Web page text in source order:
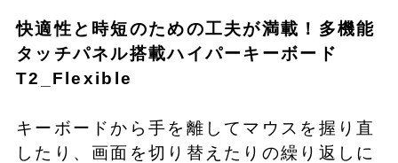
快適性と時短のための工夫が満載！多機能
タッチパネル搭載ハイパーキーボード
T2_Flexible
キーボードから手を離してマウスを握り直
したり、画面を切り替えたりの繰り返しに